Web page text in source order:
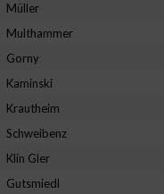
Müller
Multhammer
Gorny
Kaminski
Krautheim
Schweibenz
Klin Gler
Gutsmiedl
identifizieren